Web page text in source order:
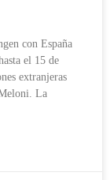
con España
el 15 de
extranjeras
La